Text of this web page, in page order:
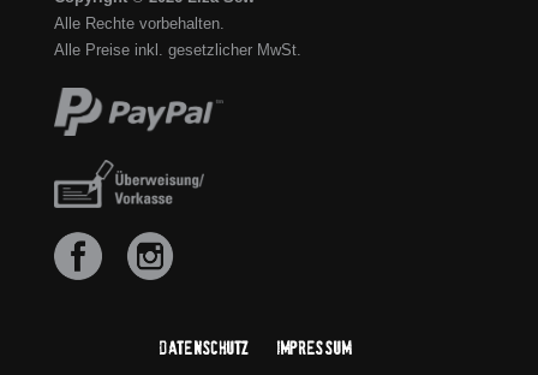
Alle Rechte vorbehalten.
Alle Preise inkl. gesetzlicher MwSt.
Datenschutz Impressum